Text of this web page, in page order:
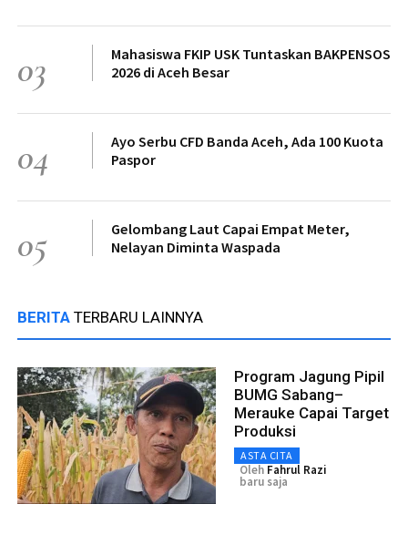
03
Mahasiswa FKIP USK Tuntaskan BAKPENSOS
2026 di Aceh Besar
04
Ayo Serbu CFD Banda Aceh, Ada 100 Kuota
Paspor
05
Gelombang Laut Capai Empat Meter,
Nelayan Diminta Waspada
BERITA TERBARU LAINNYA
Program Jagung Pipil
BUMG Sabang–
Merauke Capai Target
Produksi
ASTA CITA
Oleh Fahrul Razi
baru saja